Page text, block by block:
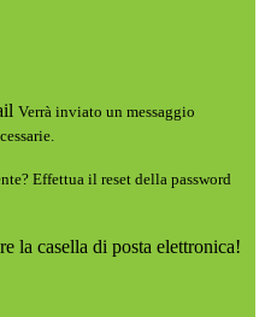
Verrà inviato un messaggio
Effettua il reset della password
la casella di posta elettronica!